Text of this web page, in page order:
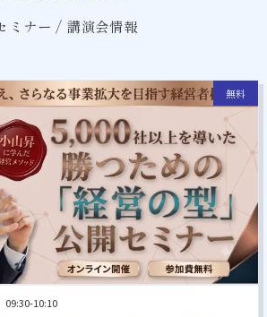
ミナー / 講演会情報
無料
09:30-10:10